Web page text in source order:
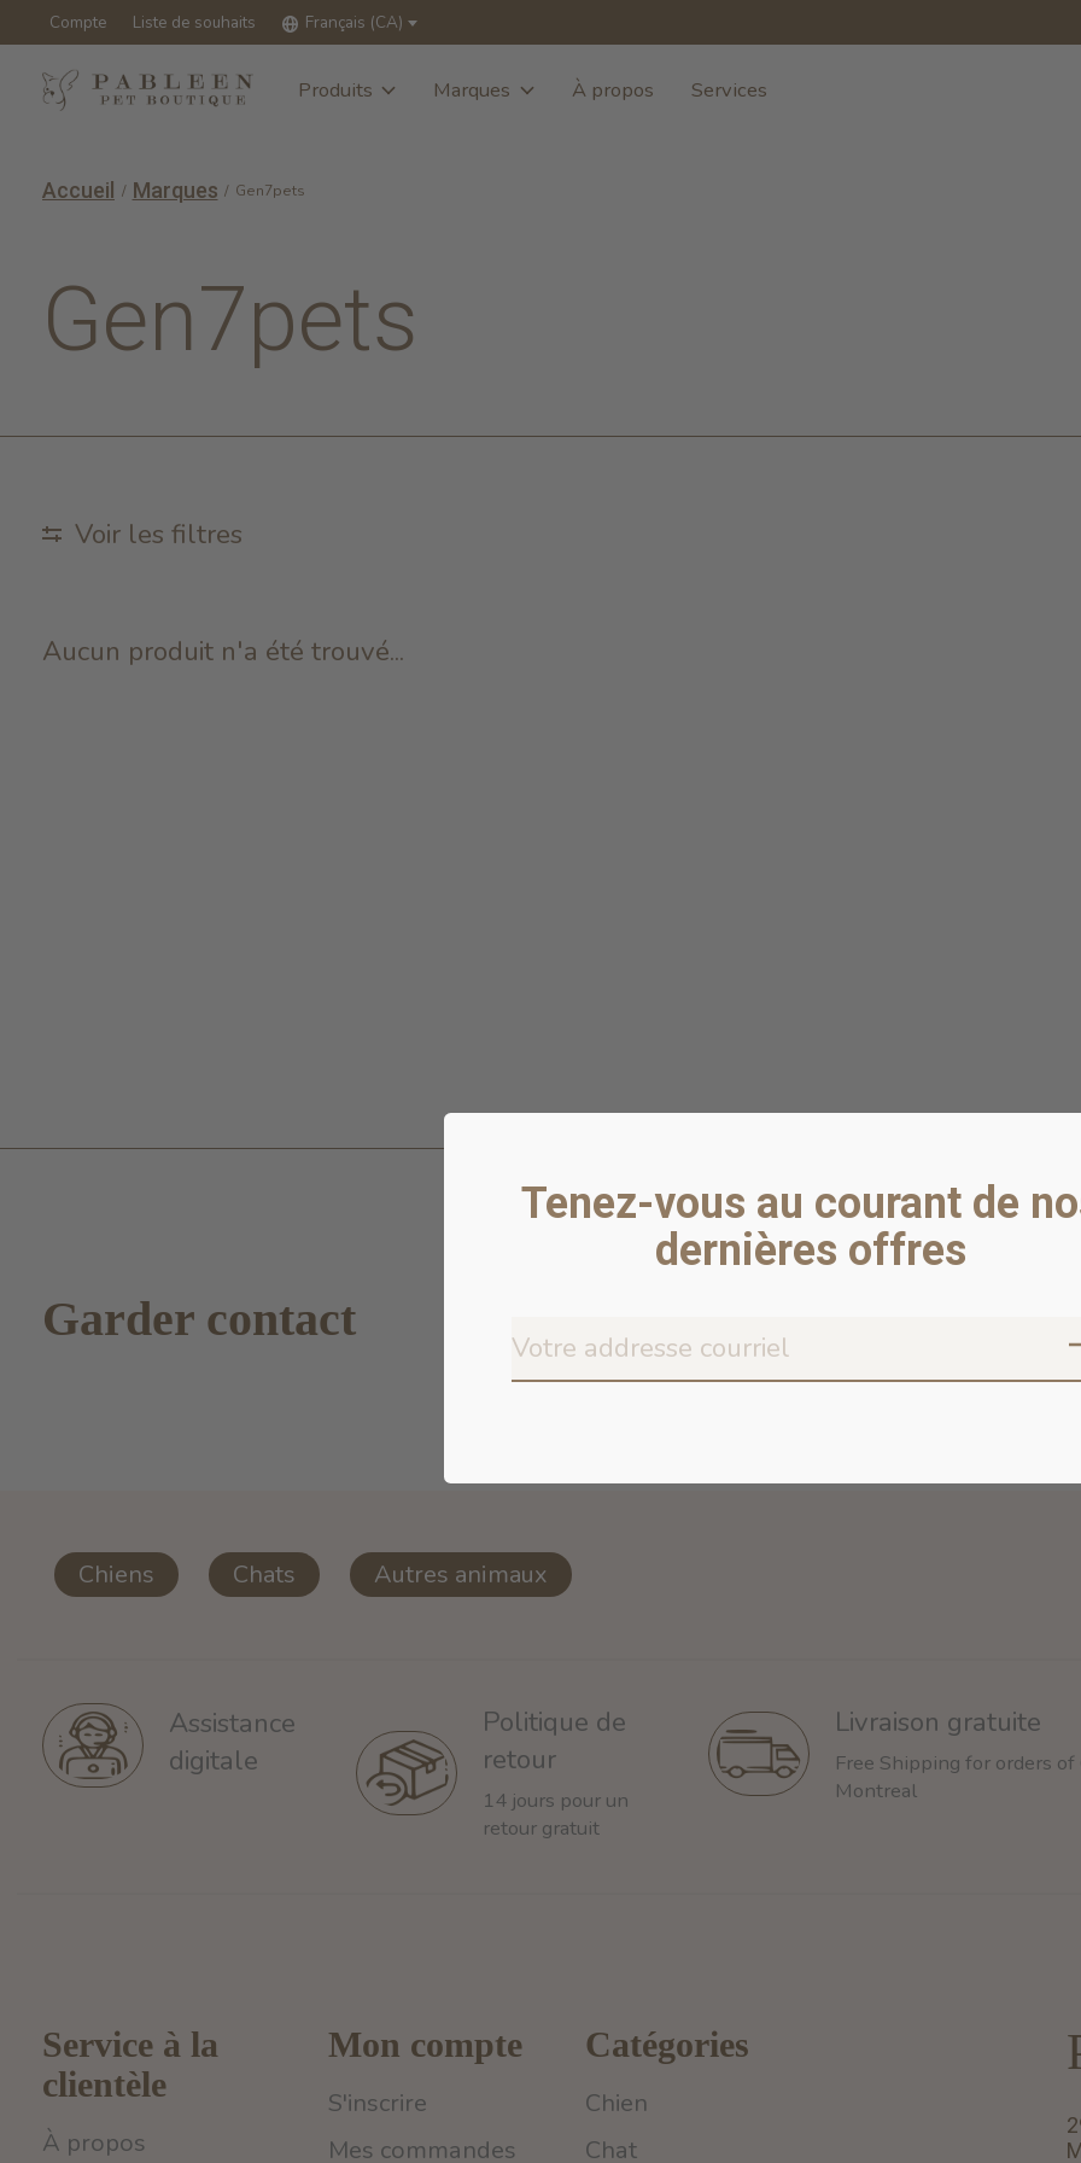
Compte Liste de souhaits Français (CA)
Produits Marques À propos Services
Accueil / Marques / Gen7pets
Gen7pets
Voir les filtres
Aucun produit n'a été trouvé...
Garder contact
Don’t
Chiens Chats Autres animaux
Assistance
digitale
Politique de
retour
14 jours pour un
retour gratuit
Livraison gratuite
Free Shipping for orders
Montreal
Service à la
clientèle
À propos
Mon compte
S'inscrire
Mes commandes
Catégories
Chien
Chat
Tenez-vous au courant de
dernières offres